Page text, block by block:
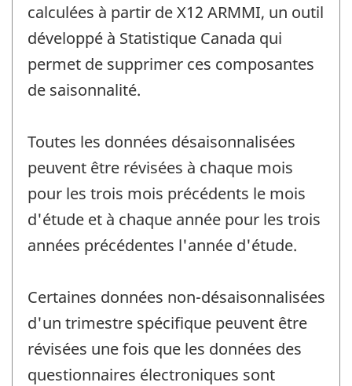
calculées à partir de X12 ARMMI, un outil
développé à Statistique Canada qui
permet de supprimer ces composantes
de saisonnalité.
Toutes les données désaisonnalisées
peuvent être révisées à chaque mois
pour les trois mois précédents le mois
d'étude et à chaque année pour les trois
années précédentes l'année d'étude.
Certaines données non-désaisonnalisées
d'un trimestre spécifique peuvent être
révisées une fois que les données des
questionnaires électroniques sont